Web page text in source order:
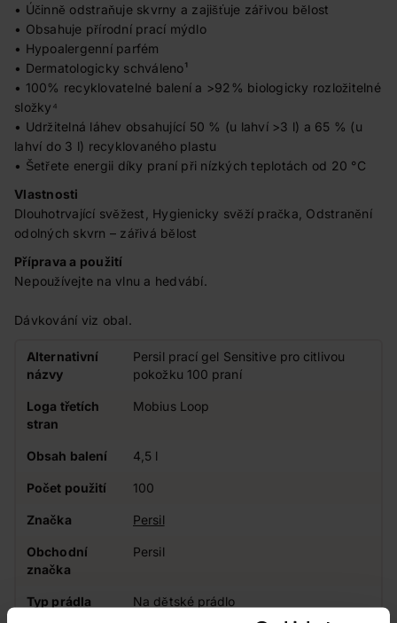
• Účinně odstraňuje skvrny a zajišťuje zářivou bělost
• Obsahuje přírodní prací mýdlo
• Hypoalergenní parfém
• Dermatologicky schváleno¹
• 100% recyklovatelné balení a >92% biologicky rozložitelné
složky⁴
• Udržitelná láhev obsahující 50 % (u lahví >3 l) a 65 % (u
lahví do 3 l) recyklovaného plastu
• Šetřete energii díky praní při nízkých teplotách od 20 °C
Vlastnosti
Dlouhotrvající svěžest, Hygienicky svěží pračka, Odstranění
odolných skvrn – zářivá bělost
Příprava a použití
Nepoužívejte na vlnu a hedvábí.
Dávkování viz obal.
Alternativní
názvy
Persil prací gel Sensitive pro citlivou
pokožku 100 praní
Loga třetích
stran
Mobius Loop
Obsah balení 4,5 l
Počet použití 100
Značka Persil
Obchodní
značka
Persil
Typ prádla Na dětské prádlo